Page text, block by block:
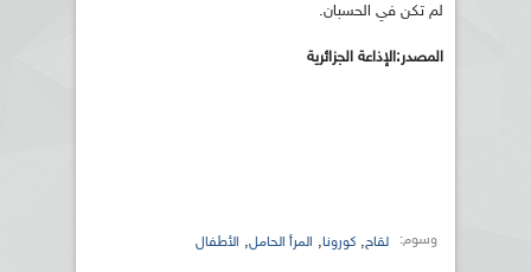
لم تكن في الحسبان.
المصدر:الإذاعة الجزائرية
وسوم: لقاح, كورونا, المرأ الحامل, الأطفال